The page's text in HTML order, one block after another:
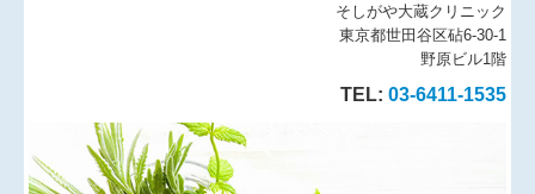
受診される前にご覧ください
そしがや大蔵クリニック
東京都世田谷区砧6-30-1
野原ビル1階
TEL: 03-6411-1535